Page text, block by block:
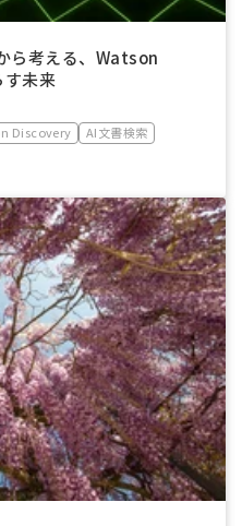
ら考える、Watson
未来
Discovery
AI文書検索